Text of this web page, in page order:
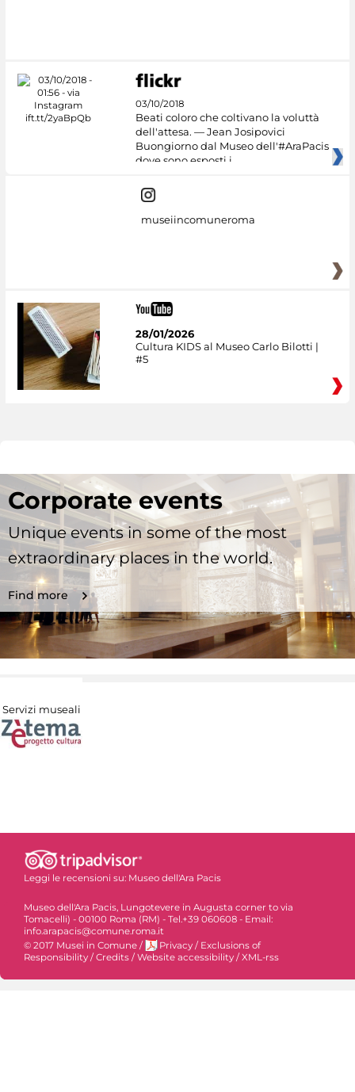
03/10/2018
Beati coloro che coltivano la voluttà
dell'attesa. — Jean Josipovici
Buongiorno dal Museo dell'#AraPacis
dove sono esposti i
museiincomuneroma
28/01/2026
Cultura KIDS al Museo Carlo Bilotti |
#5
Corporate events
Unique events in some of the most
extraordinary places in the world.
Find more
Servizi museali
Leggi le recensioni su: Museo dell'Ara Pacis
Museo dell'Ara Pacis, Lungotevere in Augusta corner to via
Tomacelli) - 00100 Roma (RM) - Tel.+39 060608 - Email:
info.arapacis@comune.roma.it
© 2017 Musei in Comune / Privacy / Exclusions of
Responsibility / Credits / Website accessibility / XML-rss